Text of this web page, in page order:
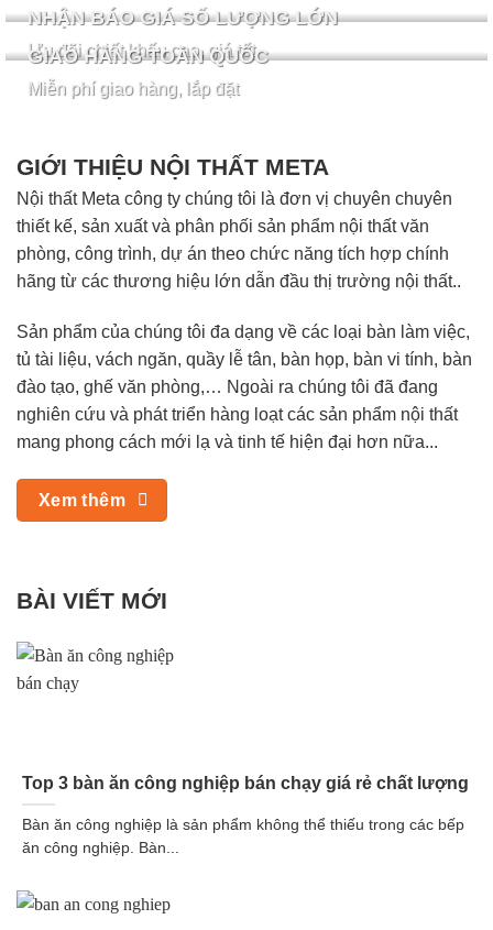
NHẬN BÁO GIÁ SỐ LƯỢNG LỚN
Ưu đãi chiết khấu cao, giá tốt
GIAO HÀNG TOÀN QUỐC
Miễn phí giao hàng, lắp đặt
GIỚI THIỆU NỘI THẤT META
Nội thất Meta công ty chúng tôi là đơn vị chuyên chuyên
thiết kế, sản xuất và phân phối sản phẩm nội thất văn
phòng, công trình, dự án theo chức năng tích hợp chính
hãng từ các thương hiệu lớn dẫn đầu thị trường nội thất..
Sản phẩm của chúng tôi đa dạng về các loại bàn làm việc,
tủ tài liệu, vách ngăn, quầy lễ tân, bàn họp, bàn vi tính, bàn
đào tạo, ghế văn phòng,… Ngoài ra chúng tôi đã đang
nghiên cứu và phát triển hàng loạt các sản phẩm nội thất
mang phong cách mới lạ và tinh tế hiện đại hơn nữa...
Xem thêm
BÀI VIẾT MỚI
Top 3 bàn ăn công nghiệp bán chạy giá rẻ chất lượng
Bàn ăn công nghiệp là sản phẩm không thể thiếu trong các bếp
ăn công nghiệp. Bàn...